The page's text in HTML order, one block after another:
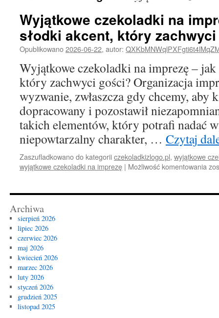
Wyjątkowe czekoladki na
słodki akcent, który
Opublikowano2026-06-22, autor:
Wyjątkowe czekoladki na imprezę –
który zachwyci gości? Organizacja
wyzwanie, zwłaszcza gdy chcemy, aby
dopracowany i pozostawił
takich elementów, który potrafi nadać
niepowtarzalny charakter, … Czytaj
Zaszufladkowano do kategoriiczekoladkizlogo.pl, wyjątkowe
wyjątkowe czekoladki na imprezę | Możliwość komentowania
Archiwa
sierpień 2026
lipiec 2026
czerwiec 2026
maj 2026
kwiecień 2026
marzec 2026
luty 2026
styczeń 2026
grudzień 2025
listopad 2025